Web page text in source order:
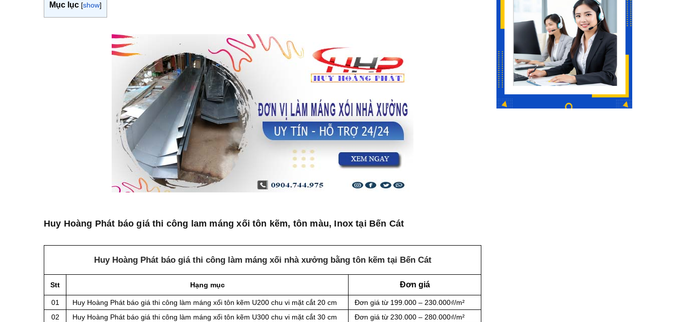
Mục lục [show]
Huy Hoàng Phát báo giá thi công lam máng xối tôn kẽm, tôn màu, Inox tại Bến Cát
Huy Hoàng Phát báo giá thi công làm máng xối nhà xưởng bằng tôn kẽm tại Bến Cát
Stt Hạng mục Đơn giá
01 Huy Hoàng Phát báo giá thi công làm máng xối tôn kẽm U200 chu vi mặt cắt 20 cm
Đơn giá từ 199.000 – 230.000₫/m²
02
Huy Hoàng Phát báo giá thi công làm máng xối tôn kẽm U300 chu vi mặt cắt 30 cm
Đơn giá từ 230.000 – 280.000₫/m²